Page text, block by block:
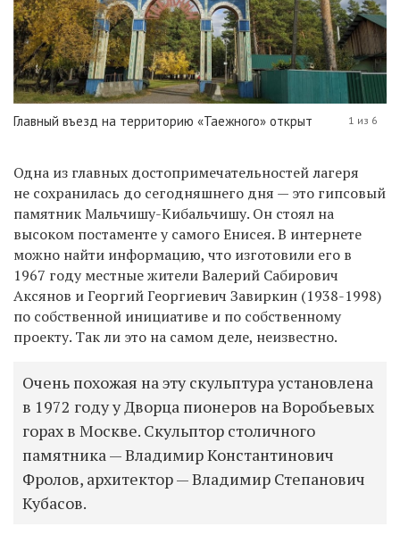
Главный въезд на территорию «Таежного» открыт 1 из 6
Одна из главных достопримечательностей лагеря
не сохранилась до сегодняшнего дня — это гипсовый
памятник Мальчишу-Кибальчишу. Он стоял на
высоком постаменте у самого Енисея. В интернете
можно найти информацию, что изготовили его в
1967 году местные жители Валерий Сабирович
Аксянов и Георгий Георгиевич Завиркин (1938-1998)
по собственной инициативе и по собственному
проекту. Так ли это на самом деле, неизвестно.
Очень похожая на эту скульптура установлена
в 1972 году у Дворца пионеров на Воробьевых
горах в Москве. Скульптор столичного
памятника — Владимир Константинович
Фролов, архитектор — Владимир Степанович
Кубасов.